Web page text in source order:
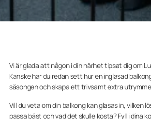
Vi är glada att någon i din närhet tipsat dig om
Kanske har du redan sett hur en inglasad
säsongen och skapa ett trivsamt extra
Vill du veta omdin balkong kan glasas in, vilken
passa bäst och vad det skulle kosta? Fyll i dina